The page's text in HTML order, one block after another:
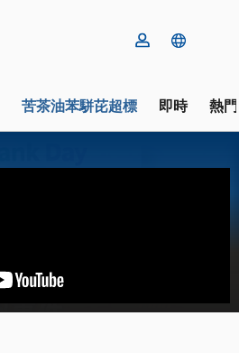
苦茶油苯駢芘超標 即時 熱